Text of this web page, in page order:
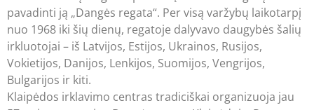
pavadinti ją „Dangės regata“. Per visą varžybų laikotarpį
nuo 1968 iki šių dienų, regatoje dalyvavo daugybės šalių
irkluotojai – iš Latvijos, Estijos, Ukrainos, Rusijos,
Vokietijos, Danijos, Lenkijos, Suomijos, Vengrijos,
Bulgarijos ir kiti.
Klaipėdos irklavimo centras tradiciškai organizuoja jau